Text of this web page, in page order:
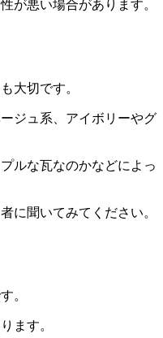
が悪い場合があります。
大切です。
ジュ系、アイボリーやグ
ルな瓦なのかなどによっ
に聞いてみてください。
。
ます。